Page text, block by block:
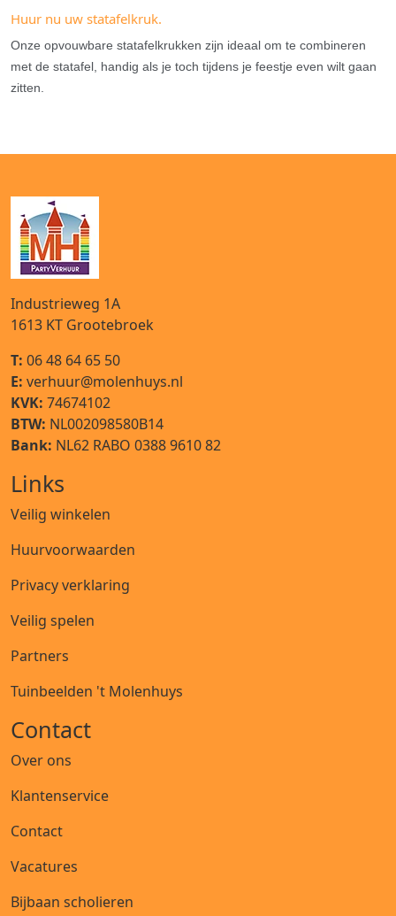
Huur nu uw statafelkruk.
Onze opvouwbare statafelkrukken zijn ideaal om te combineren
met de statafel, handig als je toch tijdens je feestje even wilt gaan
zitten.
Industrieweg 1A
1613 KT Grootebroek
T: 06 48 64 65 50
E: verhuur@molenhuys.nl
KVK: 74674102
BTW: NL002098580B14
Bank: NL62 RABO 0388 9610 82
Links
Veilig winkelen
Huurvoorwaarden
Privacy verklaring
Veilig spelen
Partners
Tuinbeelden 't Molenhuys
Contact
Over ons
Klantenservice
Contact
Vacatures
Bijbaan scholieren